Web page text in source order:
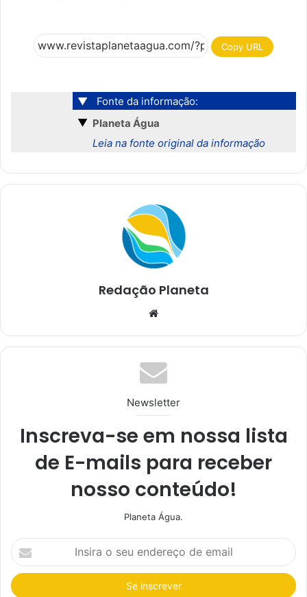
Copy URL
▼
Fonte da informação:
▼ Planeta Água
Leia na fonte original da informação
Redação Planeta
te
Newsletter
Inscreva-se em nossa lista
de E-mails para receber
nosso conteúdo!
Planeta Água.
I
n
i
r